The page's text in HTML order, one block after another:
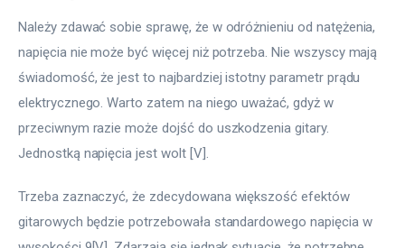
Należy zdawać sobie sprawę, że w odróżnieniu od natężenia,
napięcia nie może być więcej niż potrzeba. Nie wszyscy mają
świadomość, że jest to najbardziej istotny parametr prądu
elektrycznego. Warto zatem na niego uważać, gdyż w
przeciwnym razie może dojść do uszkodzenia gitary.
Jednostką napięcia jest wolt [V].
Trzeba zaznaczyć, że zdecydowana większość efektów
gitarowych będzie potrzebowała standardowego napięcia w